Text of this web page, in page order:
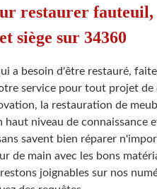
restaurer fauteuil,
siège sur 34360
a besoin d'être restauré,
service pour tout projet de
la restauration de
niveau de connaissance
savent bien réparer
de main avec les bons
joignables sur nos